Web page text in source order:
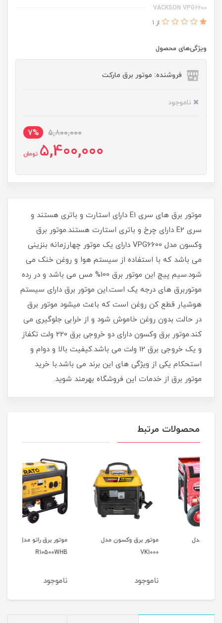
VACKSON VPG6600
از 1
ویژگی‌های محصول
فروشنده: موتور برق مارکت
ناموجود
5,800,000
7%
5,400,000 تومان
موتور برق های سری E1 دارای استارت و باتری هستند و
سری E2 دارای چرخ و باتری استارت هستند.موتور برق
وکسون مدل VPG6600 دارای یک موتور چهارزمانه بنزینی
می باشد که با استفاده از سیستم هوا و روغن خنک می
شود.سیم پیچ این موتور برق 100% مس می باشد و در رده
موتوربرق های درجه یک است.این موتور برق دارای سیستم
هوشیار قطع کن روغن است که باعث میشود موتور برق
در حالت بدون روغن خاموش شود و از خرابی جلوگیری می
کند.موتور برق وکسون دارای دو خروجی برق 220 ولت تکفاز
و یک خروجی برق 12 ولت می باشد.کیفیت بالا و دوام و
استحکام یکی از ویژگی های این برند می باشد.با خرید
موتور برق از خدمات این فروشگاه بهرمند شوید.
محصولات مرتبط
موتور برق وکسون مدل
موتور برق راتو مدل